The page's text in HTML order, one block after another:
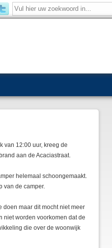
van 12:00 uur, kreeg de
aan de Acaciastraat.
helemaal schoongemaakt.
van de camper.
doen maar dit mocht niet meer
niet worden voorkomen dat de
die over de woonwijk